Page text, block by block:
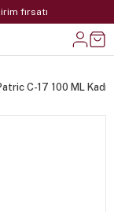
fırsatı
C-17 100 ML